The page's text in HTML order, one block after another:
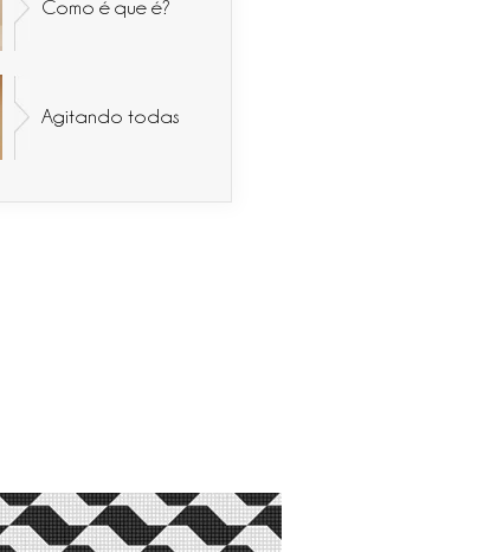
Como é que é?
Agitando todas